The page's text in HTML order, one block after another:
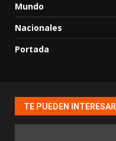
Mundo
Nacionales
Portada
TE PUEDEN INTERESAR